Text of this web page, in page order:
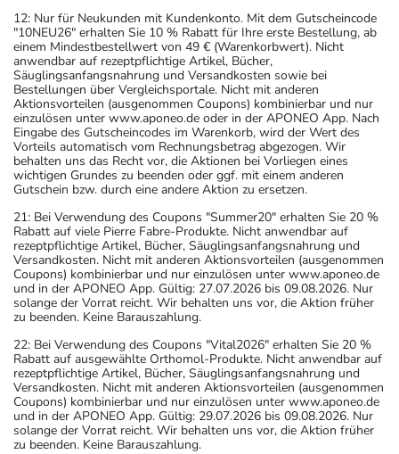
12: Nur für Neukunden mit Kundenkonto. Mit dem Gutscheincode
"10NEU26" erhalten Sie 10 % Rabatt für Ihre erste Bestellung, ab
einem Mindestbestellwert von 49 € (Warenkorbwert). Nicht
anwendbar auf rezeptpflichtige Artikel, Bücher,
Säuglingsanfangsnahrung und Versandkosten sowie bei
Bestellungen über Vergleichsportale. Nicht mit anderen
Aktionsvorteilen (ausgenommen Coupons) kombinierbar und nur
einzulösen unter www.aponeo.de oder in der APONEO App. Nach
Eingabe des Gutscheincodes im Warenkorb, wird der Wert des
Vorteils automatisch vom Rechnungsbetrag abgezogen. Wir
behalten uns das Recht vor, die Aktionen bei Vorliegen eines
wichtigen Grundes zu beenden oder ggf. mit einem anderen
Gutschein bzw. durch eine andere Aktion zu ersetzen.
21: Bei Verwendung des Coupons "Summer20" erhalten Sie 20 %
Rabatt auf viele Pierre Fabre-Produkte. Nicht anwendbar auf
rezeptpflichtige Artikel, Bücher, Säuglingsanfangsnahrung und
Versandkosten. Nicht mit anderen Aktionsvorteilen (ausgenommen
Coupons) kombinierbar und nur einzulösen unter www.aponeo.de
und in der APONEO App. Gültig: 27.07.2026 bis 09.08.2026. Nur
solange der Vorrat reicht. Wir behalten uns vor, die Aktion früher
zu beenden. Keine Barauszahlung.
22: Bei Verwendung des Coupons "Vital2026" erhalten Sie 20 %
Rabatt auf ausgewählte Orthomol-Produkte. Nicht anwendbar auf
rezeptpflichtige Artikel, Bücher, Säuglingsanfangsnahrung und
Versandkosten. Nicht mit anderen Aktionsvorteilen (ausgenommen
Coupons) kombinierbar und nur einzulösen unter www.aponeo.de
und in der APONEO App. Gültig: 29.07.2026 bis 09.08.2026. Nur
solange der Vorrat reicht. Wir behalten uns vor, die Aktion früher
zu beenden. Keine Barauszahlung.